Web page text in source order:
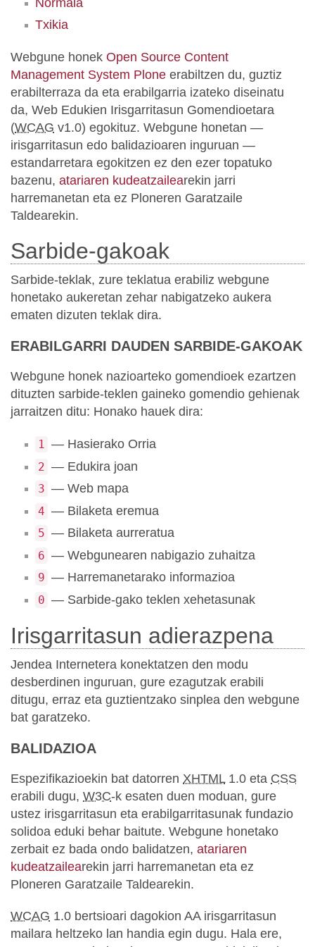
Txikia
Webgune honek Open Source Content
Management System Plone erabiltzen du, guztiz
erabilterraza da eta erabilgarria izateko diseinatu
da, Web Edukien Irisgarritasun Gomendioetara
(WCAG v1.0) egokituz. Webgune honetan —
irisgarritasun edo balidazioaren inguruan —
estandarretara egokitzen ez den ezer topatuko
bazenu, atariaren kudeatzailearekin jarri
harremanetan eta ez Ploneren Garatzaile
Taldearekin.
Sarbide-gakoak
Sarbide-teklak, zure teklatua erabiliz webgune
honetako aukeretan zehar nabigatzeko aukera
ematen dizuten teklak dira.
ERABILGARRI DAUDEN SARBIDE-GAKOAK
Webgune honek nazioarteko gomendioek ezartzen
dituzten sarbide-teklen gaineko gomendio gehienak
jarraitzen ditu: Honako hauek dira:
1 — Hasierako Orria
2 — Edukira joan
3 — Web mapa
4 — Bilaketa eremua
5 — Bilaketa aurreratua
6 — Webgunearen nabigazio zuhaitza
9 — Harremanetarako informazioa
0 — Sarbide-gako teklen xehetasunak
Irisgarritasun adierazpena
Jendea Internetera konektatzen den modu
desberdinen inguruan, gure ezagutzak erabili
ditugu, erraz eta guztientzako sinplea den webgune
bat garatzeko.
BALIDAZIOA
Espezifikazioekin bat datorren XHTML1.0 eta CSS
erabili dugu, W3C-k esaten duen moduan, gure
ustez irisgarritasun eta erabilgarritasunak fundazio
solidoa eduki behar baitute. Webgune honetako
zerbait ez bada ondo balidatzen, atariaren
kudeatzailearekin jarri harremanetan eta ez
Ploneren Garatzaile Taldearekin.
WCAG 1.0 bertsioari dagokion AA irisgarritasun
mailara heltzeko lan handia egin dugu. Hala ere,